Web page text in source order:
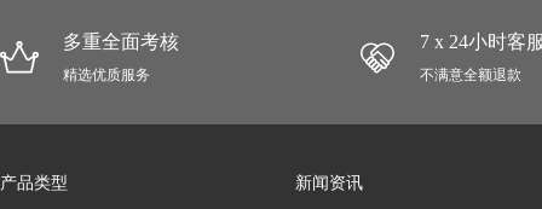
多重全面考核
精选优质服务
7 x 24小时客
不满意全额退款
产品类型 新闻资讯